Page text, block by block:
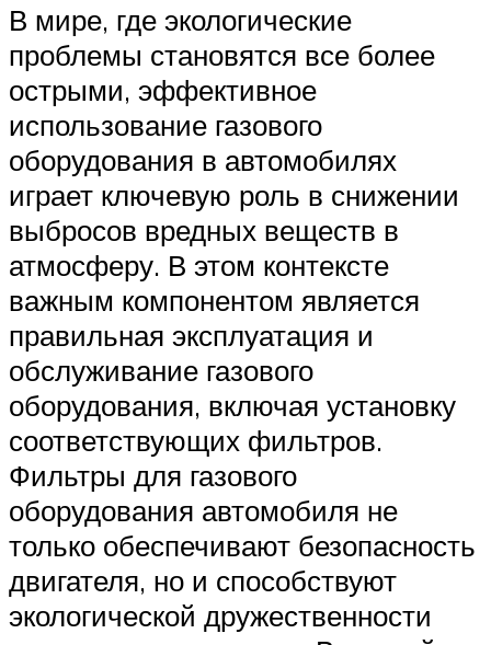
В мире, где экологические
проблемы становятся все более
острыми, эффективное
использование газового
оборудования в автомобилях
играет ключевую роль в снижении
выбросов вредных веществ в
атмосферу. В этом контексте
важным компонентом является
правильная эксплуатация и
обслуживание газового
оборудования, включая установку
соответствующих фильтров.
Фильтры для газового
оборудования автомобиля не
только обеспечивают безопасность
двигателя, но и способствуют
экологической дружественности